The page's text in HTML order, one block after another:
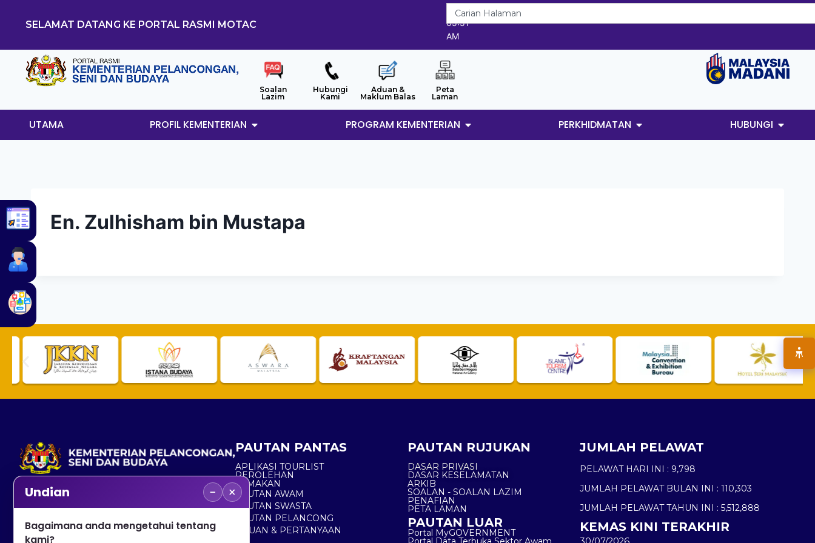
SELAMAT DATANG KE PORTAL RASMI MOTAC
7/8/2026
05:51
AM
Soalan
Lazim
Hubungi
Kami
Aduan &
Maklum Balas
Peta
Laman
UTAMA PROFIL KEMENTERIAN PROGRAM KEMENTERIAN PERKHIDMATAN HUBUNGI
En. Zulhisham bin Mustapa
No. 2, Menara 1, Jalan P5/6, Presint 5,
+603 8000 8000
PAUTAN PANTAS
APLIKASI TOURLIST
PEROLEHAN
SEMAKAN
PAUTAN AWAM
PAUTAN SWASTA
PAUTAN PELANCONG
ADUAN & PERTANYAAN
PAUTAN RUJUKAN
DASAR PRIVASI
DASAR KESELAMATAN
ARKIB
SOALAN - SOALAN LAZIM
PENAFIAN
PETA LAMAN
PAUTAN LUAR
Portal MyGOVERNMENT
JUMLAH PELAWAT
PELAWAT HARI INI : 9,798
JUMLAH PELAWAT BULAN INI : 110,303
JUMLAH PELAWAT TAHUN INI : 5,512,888
KEMAS KINI TERAKHIR
Undian − ×
Bagaimana anda mengetahui tentang
kami?